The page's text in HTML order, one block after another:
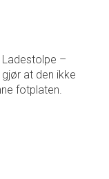
Ladestolpe –
at den ikke
fotplaten.